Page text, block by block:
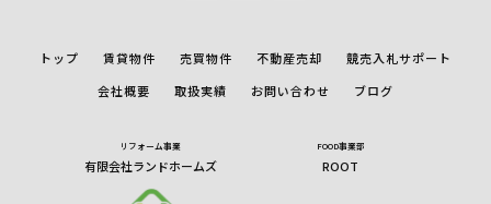
トップ 賃貸物件 売買物件 不動産売却
競売入札サポート
会社概要
取扱実績 お問い合わせ ブログ
リフォーム事業
有限会社ランドホームズ
FOOD事業部
ROOT